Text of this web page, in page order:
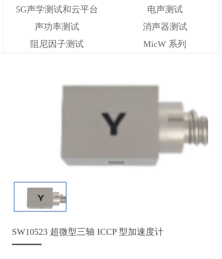
5G声学测试和云平台
电声测试
声功率测试
消声器测试
阻尼因子测试
MicW 系列
SW10523 超微型三轴 ICCP 型加速度计